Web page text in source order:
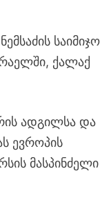
საიმიჯო
ქალაქ
ადგილსა და
ევროპის
მასპინძელი